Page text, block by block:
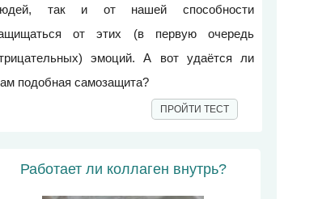
так и от нашей способности
от этих (в первую очередь
эмоций. А вот удаётся ли
подобная самозащита?
ПРОЙТИ ТЕСТ
Работает ли коллаген внутрь?